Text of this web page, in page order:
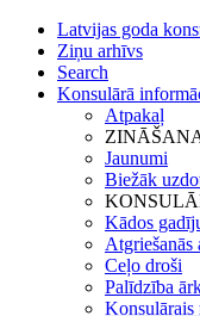
Latvijas goda
Ziņu arhīvs
Search
Konsulārā
Atpakaļ
Jaunumi
Biežāk
Kādos
Atgriešanās
Ceļo droši
Palīdzība
Konsulārais